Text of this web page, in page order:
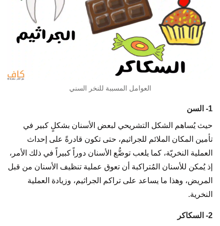
العوامل المسببة للنخر السني
1- السن
حيث يُساهم الشكل التشريحي لبعض الأسنان بشكلٍ كبير في
تأمين المكان الملائم للجراثيم، حتى تكون قادرةً على إحداث
العملية النخريّة، كما يلعب توضُّع الأسنان دوراً كبيراً في ذلك الأمر،
إذ يُمكن للأسنان المُتراكبة أن تعوق عملية تنظيف الأسنان من قبل
المريض، وهذا ما يساعد على تراكم الجراثيم، وزيادة العملية
النخرية.
2- السكاكر